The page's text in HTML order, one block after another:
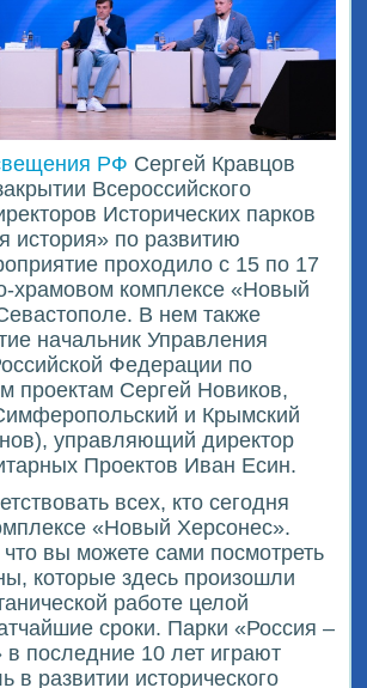
РФ Сергей Кравцов
Всероссийского
Исторических парков
история» по развитию
проходило с 15 по 17
храмовом комплексе «Новый
В нем также
начальник Управления
Федерации по
проектам Сергей Новиков,
и Крымский
управляющий директор
Проектов Иван Есин.
всех, кто сегодня
«Новый Херсонес».
вы можете сами посмотреть
которые здесь произошли
работе целой
сроки. Парки «Россия –
последние 10 лет играют
в развитии исторического